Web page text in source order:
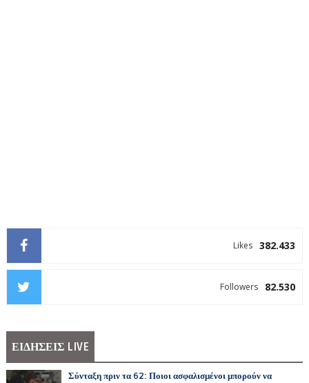
382.433
Likes
82.530
Followers
ΕΙΔΗΣΕΙΣ LIVE
Σύνταξη πριν τα 62: Ποιοι ασφαλισμένοι μπορούν να